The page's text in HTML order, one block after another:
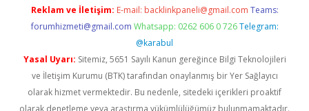
Reklam ve İletişim: E-mail: backlinkpaneli@gmail.com Teams:
forumhizmeti@gmail.com Whatsapp: 0262 606 0 726 Telegram:
@karabul
Yasal Uyarı: Sitemiz, 5651 Sayılı Kanun gereğince Bilgi Teknolojileri
ve İletişim Kurumu (BTK) tarafından onaylanmış bir Yer Sağlayıcı
olarak hizmet vermektedir. Bu nedenle, sitedeki içerikleri proaktif
olarak denetleme veya araştırma yükümlülüğümüz bulunmamaktadır.